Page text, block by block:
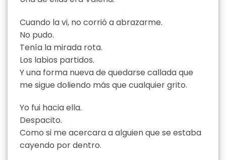
Cuando la vi, no corrió a abrazarme.
No pudo.
Tenía la mirada rota.
Los labios partidos.
Y una forma nueva de quedarse callada que
me sigue doliendo más que cualquier grito.
Yo fui hacia ella.
Despacito.
Como si me acercara a alguien que se estaba
cayendo por dentro.